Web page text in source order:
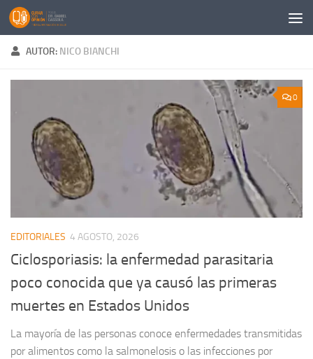
Saltar al contenido
AUTOR: NICO BIANCHI
0
EDITORIALES 4 AGOSTO, 2026
Ciclosporiasis: la enfermedad parasitaria
poco conocida que ya causó las primeras
muertes en Estados Unidos
La mayoría de las personas conoce enfermedades transmitidas
por alimentos como la salmonelosis o las infecciones por